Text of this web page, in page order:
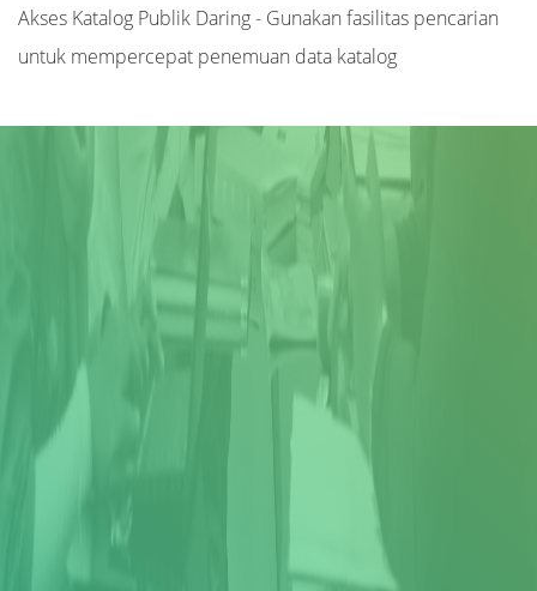
Akses Katalog Publik Daring - Gunakan fasilitas pencarian
untuk mempercepat penemuan data katalog
ISBN/ISSN